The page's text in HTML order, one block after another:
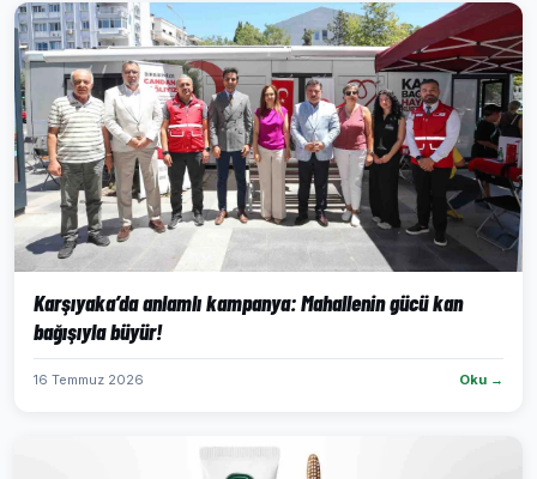
Karşıyaka’da anlamlı kampanya: Mahallenin gücü kan
bağışıyla büyür!
16 Temmuz 2026 Oku →